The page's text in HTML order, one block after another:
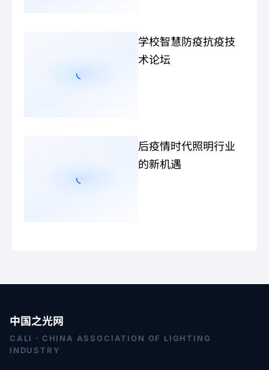
学校智慧防疫抗疫技
术论坛
后疫情时代照明行业
的新机遇
中国之光网
CALI · CHINA ASSOCIATION OF LIGHTING
INDUSTRY